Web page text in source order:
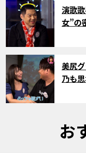
サムネイ
演歌
女”の
サムネイ
美尻
乃も
お